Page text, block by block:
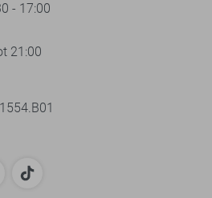
- 17:00
21:00